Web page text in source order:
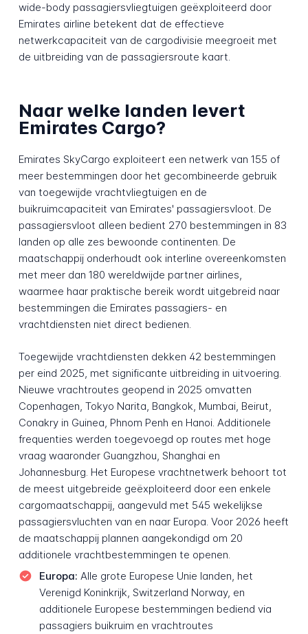
wide-body passagiersvliegtuigen geëxploiteerd door
Emirates airline betekent dat de effectieve
netwerkcapaciteit van de cargodivisie meegroeit met
de uitbreiding van de passagiersroute kaart.
Naar welke landen levert
Emirates Cargo?
Emirates SkyCargo exploiteert een netwerk van 155 of
meer bestemmingen door het gecombineerde gebruik
van toegewijde vrachtvliegtuigen en de
buikruimcapaciteit van Emirates' passagiersvloot. De
passagiersvloot alleen bedient 270 bestemmingen in 83
landen op alle zes bewoonde continenten. De
maatschappij onderhoudt ook interline overeenkomsten
met meer dan 180 wereldwijde partner airlines,
waarmee haar praktische bereik wordt uitgebreid naar
bestemmingen die Emirates passagiers- en
vrachtdiensten niet direct bedienen.
Toegewijde vrachtdiensten dekken 42 bestemmingen
per eind 2025, met significante uitbreiding in uitvoering.
Nieuwe vrachtroutes geopend in 2025 omvatten
Copenhagen, Tokyo Narita, Bangkok, Mumbai, Beirut,
Conakry in Guinea, Phnom Penh en Hanoi. Additionele
frequenties werden toegevoegd op routes met hoge
vraag waaronder Guangzhou, Shanghai en
Johannesburg. Het Europese vrachtnetwerk behoort tot
de meest uitgebreide geëxploiteerd door een enkele
cargomaatschappij, aangevuld met 545 wekelijkse
passagiersvluchten van en naar Europa. Voor 2026 heeft
de maatschappij plannen aangekondigd om 20
additionele vrachtbestemmingen te openen.
Europa: Alle grote Europese Unie landen, het
Verenigd Koninkrijk, Switzerland Norway, en
additionele Europese bestemmingen bediend via
passagiers buikruim en vrachtroutes